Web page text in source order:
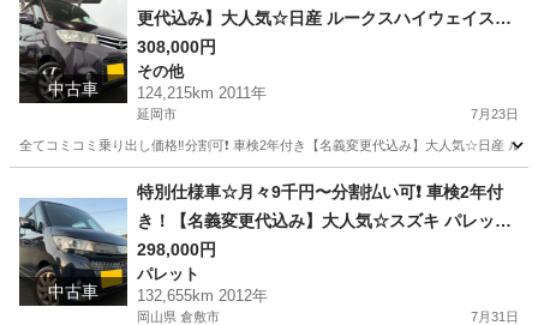
中古車
更代込み】大人気☆日産 ルークスハイウェイスタ
ー☆ナビ付き☆走行中DVD見れます☆スライドド
ア☆ドラレコ付き☆スマートキー☆フルオートエ
アコン☆純正アルミ！そのまま乗って帰れます❗️
308,000円
その他
124,215km 2011年
延岡市 7月23日
全てコミコミ乗り出し価格‼️分割可❗️ 車検2年付き【名義変更代込み】大人気☆日産
その他 走行距離
中古車
特別仕様車☆月々9千円〜分割払い可❗️ 車検2年付
き！【名義変更代込み】大人気☆スズキ パレット
SW☆Bluetoothナビ付き☆走行中DVD見れます☆
便利なバックカメラ付き☆ETC付き☆両側電動ス
ライドドア☆ドラレコ☆スマートキー☆フルオー
298,000円
パレット
132,655km 2012年
岡山県 倉敷市 7月31日